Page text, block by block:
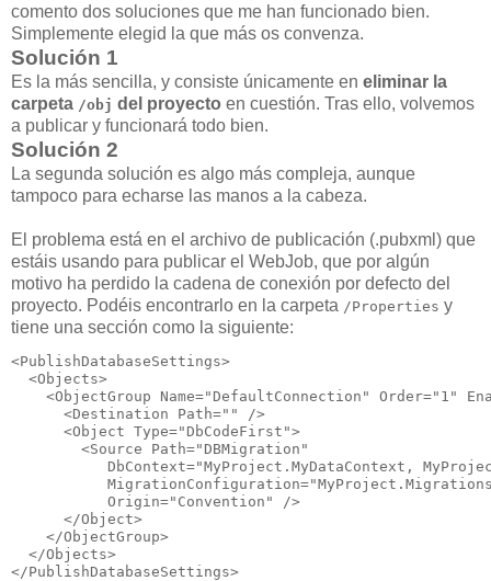
comento dos soluciones que me han funcionado bien.
Simplemente elegid la que más os convenza.
Solución 1
Es la más sencilla, y consiste únicamente en eliminar la
carpeta /obj del proyecto en cuestión. Tras ello, volvemos
a publicar y funcionará todo bien.
Solución 2
La segunda solución es algo más compleja, aunque
tampoco para echarse las manos a la cabeza.
El problema está en el archivo de publicación (.pubxml) que
estáis usando para publicar el WebJob, que por algún
motivo ha perdido la cadena de conexión por defecto del
proyecto. Podéis encontrarlo en la carpeta /Properties y
tiene una sección como la siguiente:
<PublishDatabaseSettings>
  <Objects>
<ObjectGroup Name="DefaultConnection" Order="1"
      <Destination Path="" />
      <Object Type="DbCodeFirst">
        <Source Path="DBMigration"
DbContext="MyProject.MyDataContext,
Origin="Convention" />
      </Object>
    </ObjectGroup>
  </Objects>
</PublishDatabaseSettings>